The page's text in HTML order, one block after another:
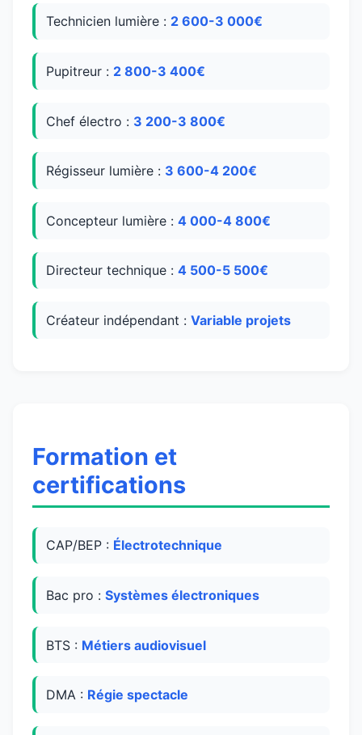
Technicien lumière : 2 600-3 000€
Pupitreur : 2 800-3 400€
Chef électro : 3 200-3 800€
Régisseur lumière : 3 600-4 200€
Concepteur lumière : 4 000-4 800€
Directeur technique : 4 500-5 500€
Créateur indépendant : Variable projets
Formation et
certifications
CAP/BEP : Électrotechnique
Bac pro : Systèmes électroniques
BTS : Métiers audiovisuel
DMA : Régie spectacle